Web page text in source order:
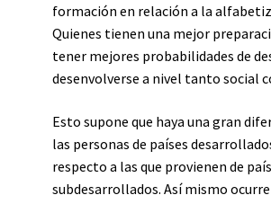
formación en relación a la
Quienes tienen una mejor
tener mejores probabilidades de
desenvolverse a nivel tanto social
Esto supone que haya una gran
las personas de países
respecto a las que provienen de
subdesarrollados. Así mismo